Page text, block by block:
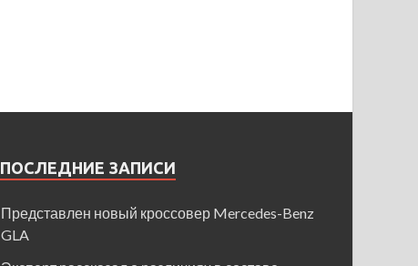
ПОСЛЕДНИЕ ЗАПИСИ
Представлен новый кроссовер Mercedes-Benz
GLA